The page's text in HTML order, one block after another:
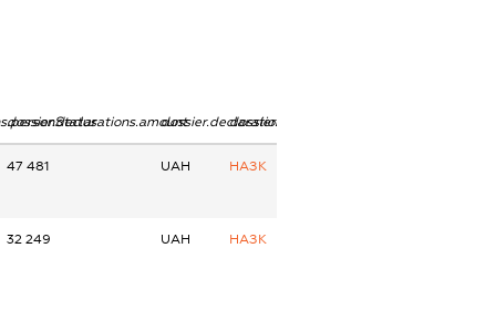
dossier.declarations.amountdossier.declarations.currency
dossier.declarations.source
47 481 UAH НАЗК
32 249 UAH НАЗК